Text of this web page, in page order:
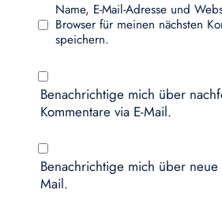
Name, E-Mail-Adresse und
Browser für meinen nächsten
speichern.
Benachrichtige mich über
Kommentare via E-Mail.
Benachrichtige mich über neue
Mail.